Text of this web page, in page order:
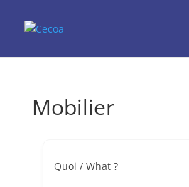
Mobilier
Quoi / What ?